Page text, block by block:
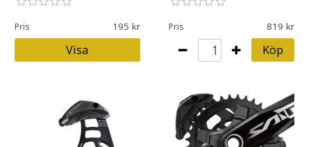
Pris 195
Visa
Pris 819
Köp